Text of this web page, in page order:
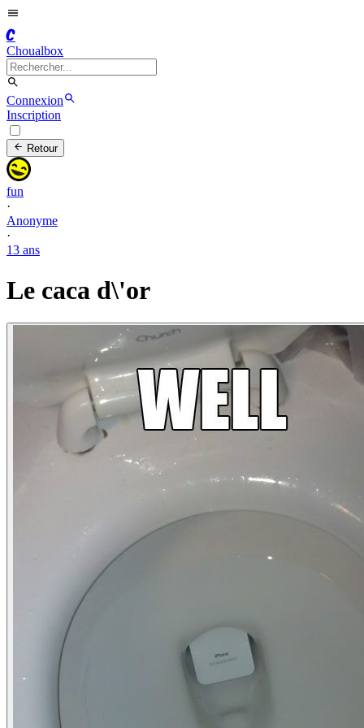
C
Choualbox
Connexion
Inscription
Retour
fun
·
Anonyme
·
13 ans
Le caca d\'or